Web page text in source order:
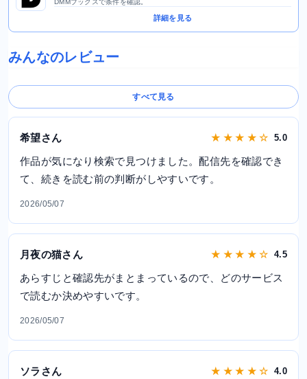
DMMブックスで条件を確認。
詳細を見る
みんなのレビュー
すべて見る
希望さん ★ ★ ★ ★ ☆ 5.0
作品が気になり検索で見つけました。配信先を確認でき
て、続きを読む前の判断がしやすいです。
2026/05/07
月夜の猫さん ★ ★ ★ ★ ☆ 4.5
あらすじと確認先がまとまっているので、どのサービス
で読むか決めやすいです。
2026/05/07
ソラさん ★ ★ ★ ★ ☆ 4.0